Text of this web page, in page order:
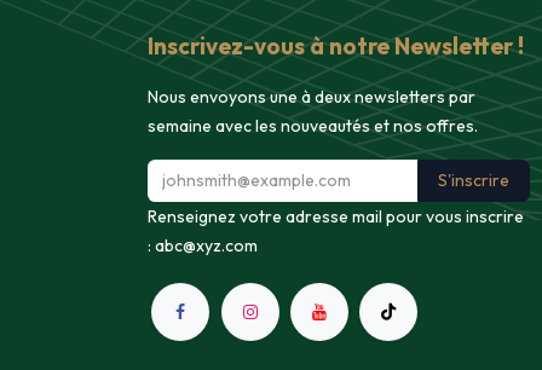
Inscrivez-vous à notre Newsletter !
Nous envoyons une à deux newsletters par
semaine avec les nouveautés et nos offres.
S'inscrire
Renseignez votre adresse mail pour vous inscrire
: abc@xyz.com